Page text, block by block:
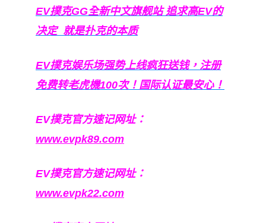
EV撲克GG全新中文旗舰站追求高EV的
决定 就是扑克的本质
EV撲克娱乐场强势上线疯狂送钱，注册
免费转老虎機100次！国际认证最安心！
EV撲克官方速记网址：
www.evpk89.com
EV撲克官方速记网址：
www.evpk22.com